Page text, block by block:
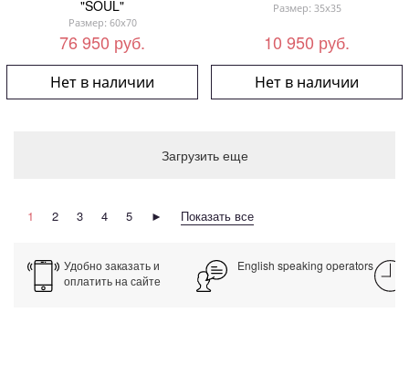
"SOUL"
Размер: 60x70
76 950 руб.
Нет в наличии
Размер: 35x35
10 950 руб.
Нет в наличии
Загрузить еще
1 2 3 4 5 ► Показать все
Удобно заказать и
оплатить на сайте
English speaking operators